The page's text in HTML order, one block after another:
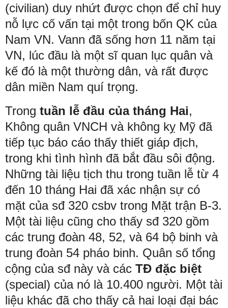
(civilian) duy nhứt được chọn để chỉ huy
nỗ lực cố vấn tại một trong bốn QK của
Nam VN. Vann đã sống hơn 11 năm tại
VN, lúc đầu là một sĩ quan lục quân và
kế đó là một thường dân, và rất được
dân miền Nam quí trọng.
Trong tuần lễ đầu của tháng Hai,
Không quân VNCH và không kỵ Mỹ đã
tiếp tục báo cáo thấy thiết giáp địch,
trong khi tình hình đã bắt đầu sôi động.
Những tài liệu tịch thu trong tuần lễ từ 4
đến 10 tháng Hai đã xác nhận sự có
mặt của sđ 320 csbv trong Mặt trận B-3.
Một tài liệu cũng cho thấy sđ 320 gồm
các trung đoàn 48, 52, và 64 bộ binh và
trung đoàn 54 pháo binh. Quân số tổng
cộng của sđ này và các TĐ đặc biệt
(special) của nó là 10.400 người. Một tài
liệu khác đã cho thấy cả hai loại đại bác